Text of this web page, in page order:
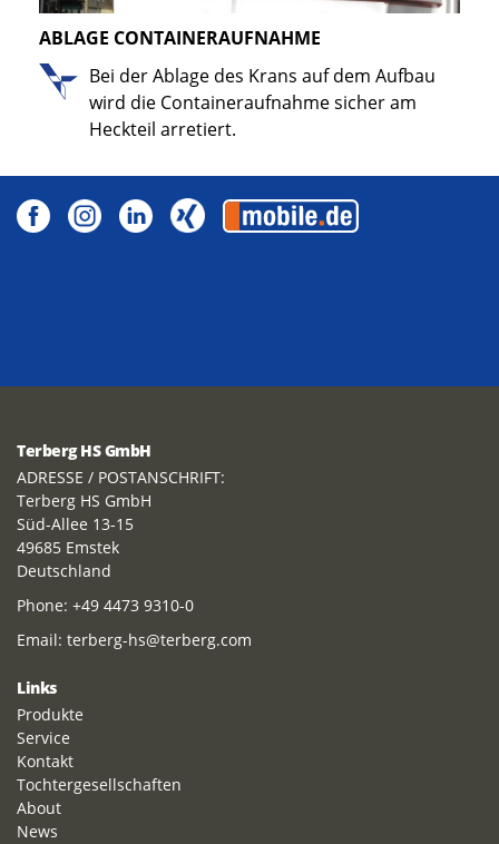
ABLAGE CONTAINERAUFNAHME
Bei der Ablage des Krans auf dem Aufbau
wird die Containeraufnahme sicher am
Heckteil arretiert.
Terberg HS GmbH
ADRESSE / POSTANSCHRIFT:
Terberg HS GmbH
Süd-Allee 13-15
49685 Emstek
Deutschland
Phone: +49 4473 9310-0
Email: terberg-hs@terberg.com
Links
Produkte
Service
Kontakt
Tochtergesellschaften
About
News